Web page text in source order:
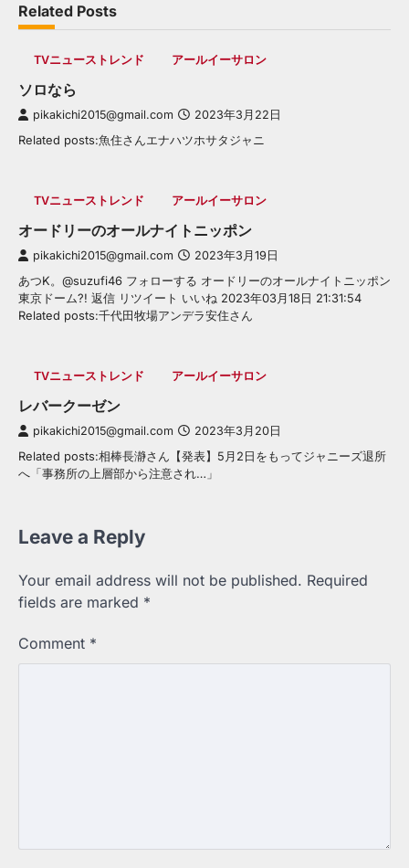
Related Posts
TVニューストレンド アールイーサロン
ソロなら
pikakichi2015@gmail.com 2023年3月22日
Related posts:魚住さんエナハツホサタジャニ
TVニューストレンド アールイーサロン
オードリーのオールナイトニッポン
pikakichi2015@gmail.com 2023年3月19日
あつK。@suzufi46 フォローする オードリーのオールナイトニッポン
東京ドーム?! 返信 リツイート いいね 2023年03月18日 21:31:54
Related posts:千代田牧場アンデラ安住さん
TVニューストレンド アールイーサロン
レバークーゼン
pikakichi2015@gmail.com 2023年3月20日
Related posts:相棒長瀞さん【発表】5月2日をもってジャニーズ退所
へ「事務所の上層部から注意され…」
Leave a Reply
Your email address will not be published. Required
fields are marked *
Comment *